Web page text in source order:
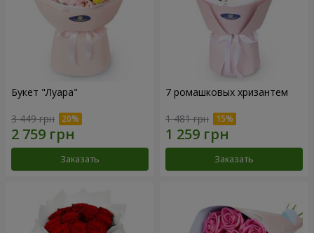
Букет "Луара"
3 449 грн
Заказать
7 ромашковых хризантем
1 481 грн
Заказать